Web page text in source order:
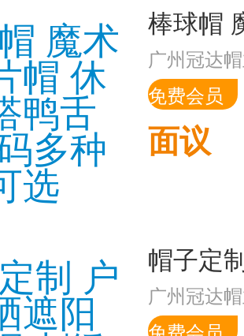
广州冠达
免费会员
面议
广州冠达